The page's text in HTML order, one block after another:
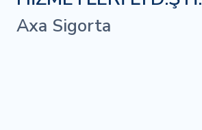
Axa Sigorta